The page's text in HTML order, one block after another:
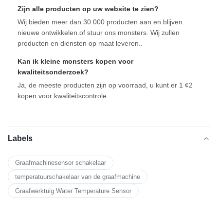
Zijn alle producten op uw website te zien?
Wij bieden meer dan 30.000 producten aan en blijven
nieuwe ontwikkelen.of stuur ons monsters. Wij zullen
producten en diensten op maat leveren..
Kan ik kleine monsters kopen voor
kwaliteitsonderzoek?
Ja, de meeste producten zijn op voorraad, u kunt er 1 ¢2
kopen voor kwaliteitscontrole.
Labels
Graafmachinesensor schakelaar
temperatuurschakelaar van de graafmachine
Graafwerktuig Water Temperature Sensor